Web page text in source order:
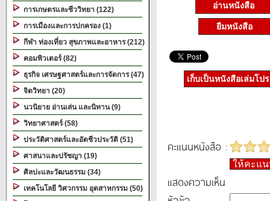
การเกษตรและชีววิทยา (122)
การเมืองและการปกครอง (1)
กีฬา ท่องเที่ยว สุขภาพและอาหาร (212)
คอมพิวเตอร์ (82)
ธุรกิจ เศรษฐศาสตร์และการจัดการ (47)
จิตวิทยา (20)
นวนิยาย อ่านเล่น และนิทาน (9)
วิทยาศาสตร์ (58)
ประวัติศาสตร์และอัตชีวประวัติ (51)
ศาสนาและปรัชญา (19)
ศิลปะและวัฒนธรรม (34)
เทคโนโลยี วิศวกรรม อุตสาหกรรม (50)
อ่านหนังสือ
ยืมหนังสือ
เก็บเป็นหนังสือเล่มโป
คะแนนหนังสือ :
ให้คะแ
แสดงความเห็น